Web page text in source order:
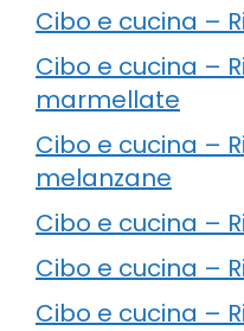
Cibo e cucina –
Cibo e cucina –
marmellate
Cibo e cucina –
melanzane
Cibo e cucina –
Cibo e cucina –
Cibo e cucina –